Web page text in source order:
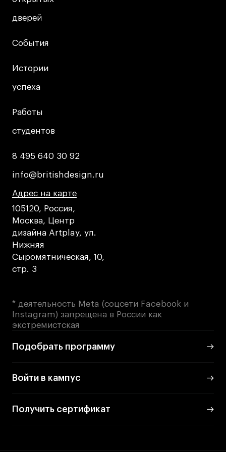
Лицензии и аккредитации
Ресурсы
Вакансии
Контакты
Условия поступления
Стоимость обучения
Иностранным студентам
График учебного года
Вопросы и ответы
Карьера
Живые проекты
Конкурсы
Летние стажировки
Работы студентов
дверей
дверей
События
События
Истории
успеха
Истории
успеха
Работы
студентов
Работы
студентов
8 495 640 30 92
8 495 640 30 92
info@britishdesign.ru
info@britishdesign.ru
Адрес на карте
Адрес на карте
Адрес на карте
105120, Россия,
Москва, Центр
дизайна Artplay, ул.
Нижняя
Сыромятническая, 10,
стр. 3
* деятельность Meta (соцсети Facebook и
Instagram) запрещена в России как
экстремистская
Подобрать программу
Войти в кампус
Получить сертификат